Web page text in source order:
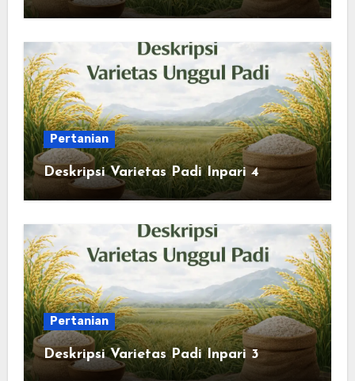
Pertanian
Deskripsi Varietas Padi Inpari 4
Pertanian
Deskripsi Varietas Padi Inpari 3